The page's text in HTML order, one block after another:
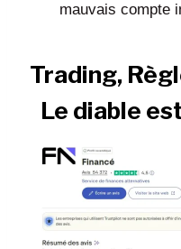
mauvais compte
Trading,
Le diable